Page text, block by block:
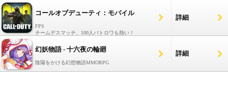
コールオブデューティ：モバイル
FPS
チームデスマッチ、100人バトロワも熱い！
詳細
幻妖物語 - 十六夜の輪廻
陰陽をかける幻想物語MMORPG
詳細